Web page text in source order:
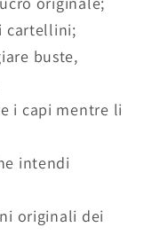
cartellini;
buste,
i capi mentre li
intendi
originali dei